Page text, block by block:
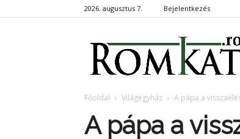
2026. augusztus 7. Bejelentkezés
Főoldal Világegyház A pápa a
A pápa a